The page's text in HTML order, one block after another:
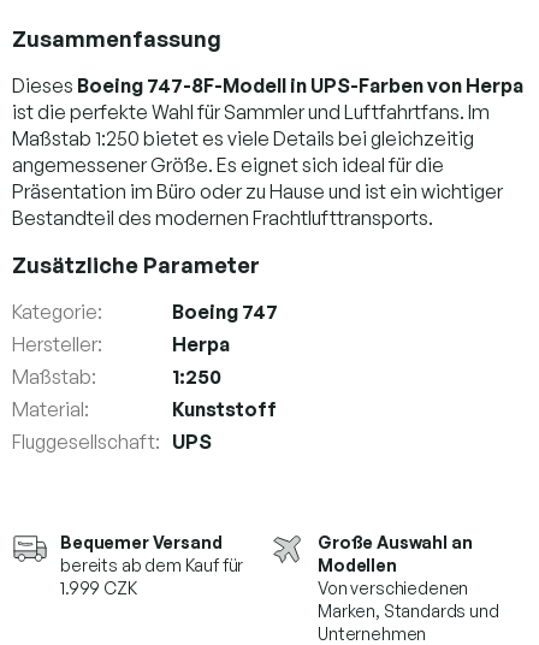
Bequemer Versand
bereits ab dem Kauf für
1.999 CZK
Große Auswahl an
Modellen
Von verschiedenen
Marken, Standards und
Unternehmen
Zusammenfassung
Dieses Boeing 747-8F-Modell in UPS-Farben von Herpa
ist die perfekte Wahl für Sammler und Luftfahrtfans. Im
Maßstab 1:250 bietet es viele Details bei gleichzeitig
angemessener Größe. Es eignet sich ideal für die
Präsentation im Büro oder zu Hause und ist ein wichtiger
Bestandteil des modernen Frachtlufttransports.
Zusätzliche Parameter
Kategorie:
Boeing 747
Hersteller:
Herpa
Maßstab:
1:250
Material:
Kunststoff
Fluggesellschaft: UPS